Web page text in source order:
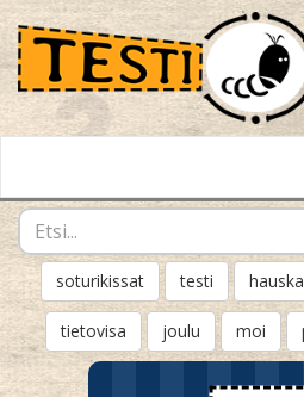
soturikissat testi hauska
tietovisa joulu moi